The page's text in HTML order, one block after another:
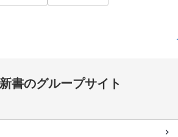
書のグループサイト